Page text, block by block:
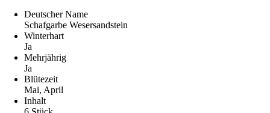
Deutscher Name
Schafgarbe Wesersandstein
Winterhart
Ja
Mehrjährig
Ja
Blütezeit
Mai, April
Inhalt